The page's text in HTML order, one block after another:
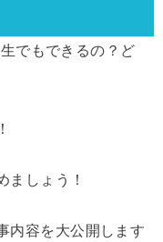
でもできるの？ど
ましょう！
内容を大公開します